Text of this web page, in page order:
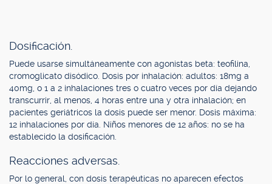
Dosificación.
Puede usarse simultáneamente con agonistas beta: teofilina,
cromoglicato disódico. Dosis por inhalación: adultos: 18mg a
40mg, o 1 a 2 inhalaciones tres o cuatro veces por día dejando
transcurrir, al menos, 4 horas entre una y otra inhalación; en
pacientes geriátricos la dosis puede ser menor. Dosis máxima:
12 inhalaciones por día. Niños menores de 12 años: no se ha
establecido la dosificación.
Reacciones adversas.
Por lo general, con dosis terapéuticas no aparecen efectos